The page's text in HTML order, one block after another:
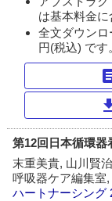
は基本料金に
全文ダウン
円(税込) です
第12回日本循環
末重美貴, 山川賢
呼吸器ケア編集室
ハートナーシング